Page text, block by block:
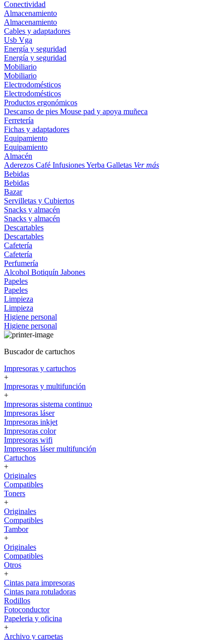
Conectividad
Almacenamiento
Almacenamiento
Cables y adaptadores
Usb Vga
Energía y seguridad
Energía y seguridad
Mobiliario
Mobiliario
Electrodomésticos
Electrodomésticos
Productos ergonómicos
Descanso de pies Mouse pad y apoya muñeca
Ferretería
Fichas y adaptadores
Equipamiento
Equipamiento
Almacén
Aderezos Café InfusionesYerba Galletas Ver más
Bebidas
Bebidas
Bazar
Servilletas y Cubiertos
Snacks y almacén
Snacks y almacén
Descartables
Descartables
Cafetería
Cafetería
Perfumería
Alcohol Botiquín Jabones
Papeles
Papeles
Limpieza
Limpieza
Higiene personal
Higiene personal
Buscador de cartuchos
Impresoras y cartuchos
+
Impresoras y multifunción
+
Impresoras sistema continuo
Impresoras láser
Impresoras inkjet
Impresoras color
Impresoras wifi
Impresoras láser multifunción
Cartuchos
+
Originales
Compatibles
Toners
+
Originales
Compatibles
Tambor
+
Originales
Compatibles
Otros
+
Cintas para impresoras
Cintas para rotuladoras
Rodillos
Fotoconductor
Papeleria y oficina
+
Archivo y carpetas